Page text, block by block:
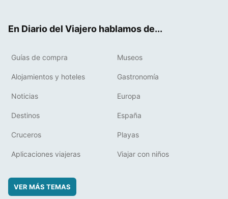
En Diario del Viajero hablamos de...
Guías de compra Museos
Alojamientos y hoteles Gastronomía
Noticias Europa
Destinos España
Cruceros Playas
Aplicaciones viajeras Viajar con niños
VER MÁS TEMAS